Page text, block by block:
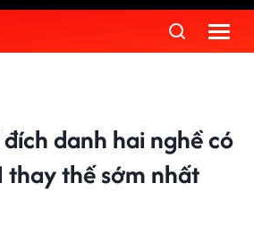
danh hai nghề có
thay thế sớm nhất